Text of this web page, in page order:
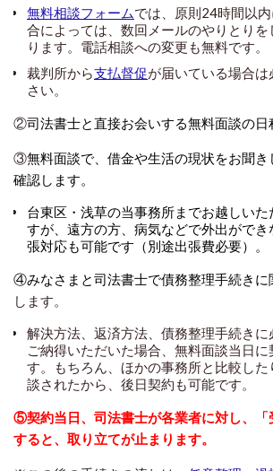
無料相談フォームでは、原則24時間以
合によっては、数回メールのやりとりを
ります。電話相談への変更も無料です。
裁判所から支払督促が届いている場合
さい。
②司法書士と直接お会いする無料面談の日
③無料面談で、借金や生活の現状をお聞
確認します。
台東区・浅草の当事務所までお越しいた
すが、遠方の方、病気などで外出ができ
張対応も可能です（別途出張費必要）。
④みなさまと司法書士で債務整理手続きに
します。
解決方法、返済方法、債務整理手続きに
ご納得いただいた場合、無料面談当日に
す。もちろん、ほかの事務所と比較した
談されたから、後日契約も可能です。
⑤契約当日、司法書士が各業者に対し、「
すると、 取り立てが止まります。